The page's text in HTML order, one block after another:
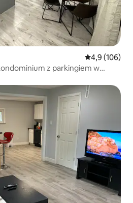
Średnia
4,9 (106)
z parkingiem w